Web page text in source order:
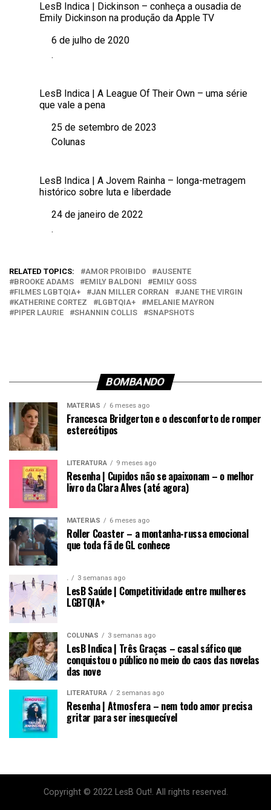
LesB Indica | Dickinson – conheça a ousadia de
Emily Dickinson na produção da Apple TV
Data
6 de julho de 2020
Em relação a
.
LesB Indica | A League Of Their Own – uma série
que vale a pena
Data
25 de setembro de 2023
Em relação a
Colunas
LesB Indica | A Jovem Rainha – longa-metragem
histórico sobre luta e liberdade
Data
24 de janeiro de 2022
Em relação a
.
RELATED TOPICS: AMOR PROIBIDO
AUSENTE
BROOKE ADAMS
EMILY BALDONI
EMILY GOSS
FILMES LGBTQIA+
JAN MILLER CORRAN
JANE THE VIRGIN
KATHERINE CORTEZ
LGBTQIA+
MELANIE MAYRON
PIPER LAURIE
SHANNIN COLLIS SNAPSHOTS
BOMBANDO
MATÉRIAS 6 meses ago
Francesca Bridgerton e o desconforto de romper
estereótipos
LITERATURA 9 meses ago
Resenha | Cupidos não se apaixonam – o melhor
livro da Clara Alves (até agora)
MATÉRIAS 6 meses ago
Roller Coaster – a montanha-russa emocional
que toda fã de GL conhece
. 3 semanas ago
LesB Saúde | Competitividade entre mulheres
LGBTQIA+
COLUNAS 3 semanas ago
LesB Indica | Três Graças – casal sáfico que
conquistou o público no meio do caos das novelas
das nove
LITERATURA 2 semanas ago
Resenha | Atmosfera – nem todo amor precisa
gritar para ser inesquecível
Copyright © 2022 LesB Out!. All rights reserved.